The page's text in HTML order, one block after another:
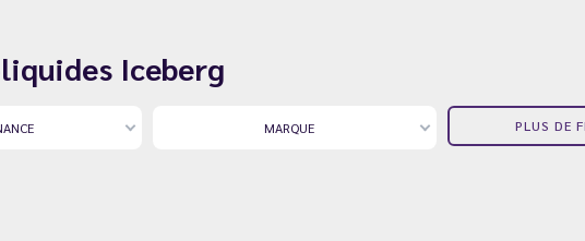
Iceberg
MARQUE PLUS DE